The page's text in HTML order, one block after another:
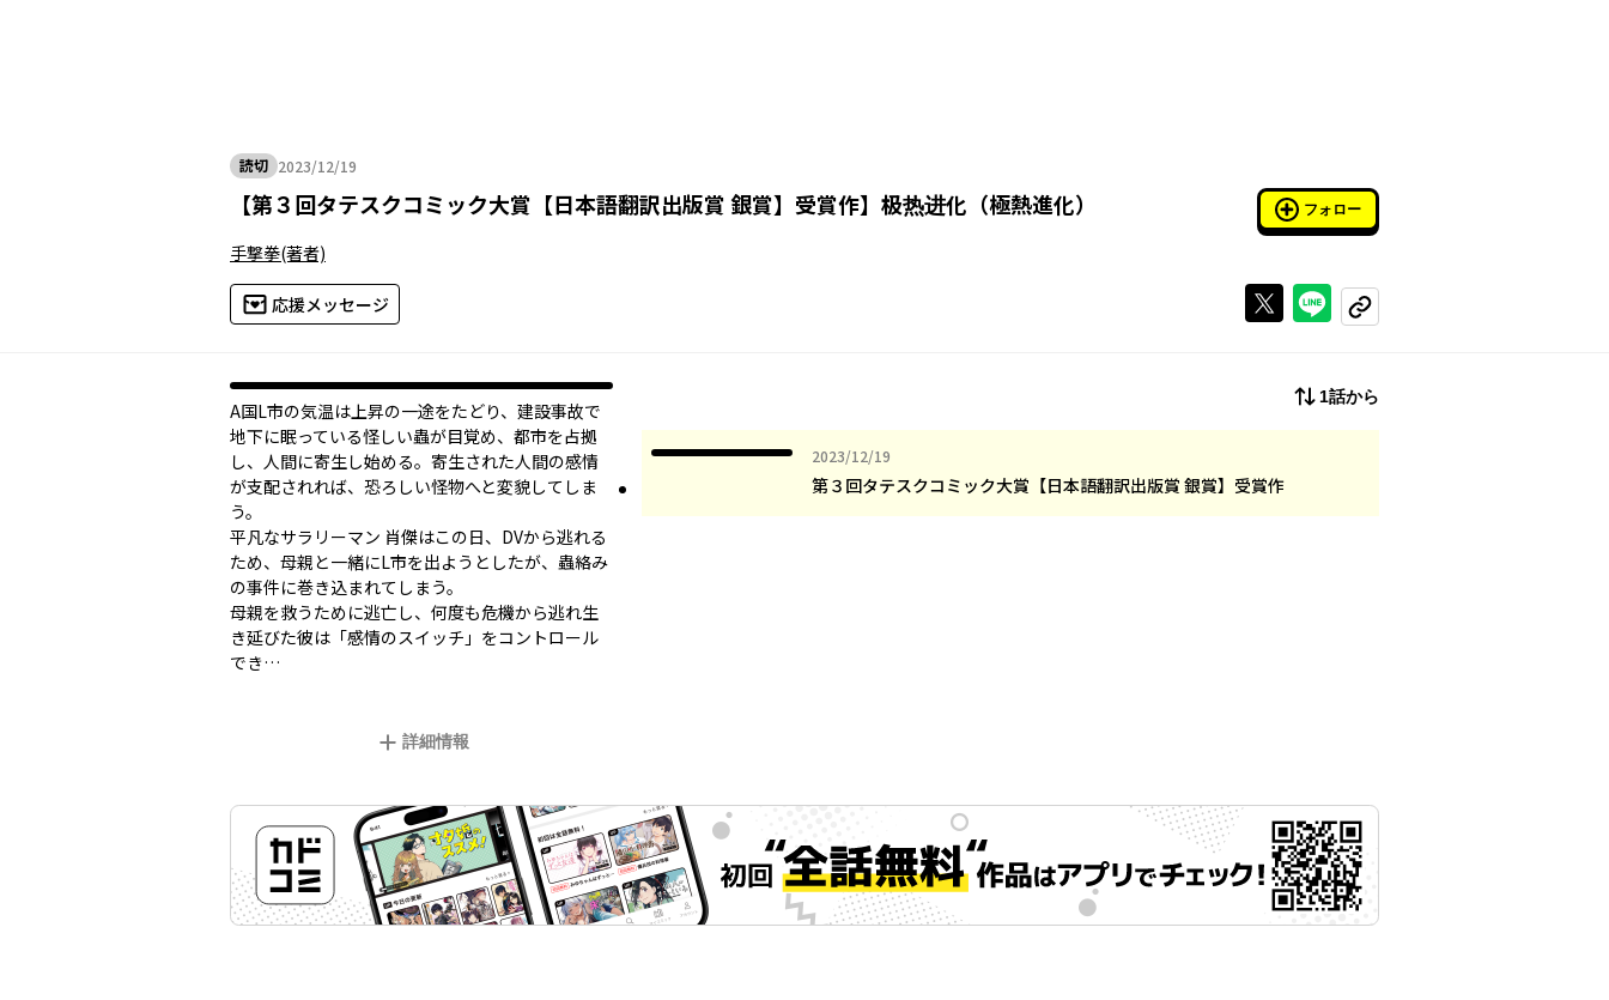
読切 2023/12/19
2023年12月19日
【第３回タテスクコミック大賞【日本語翻訳出版賞 銀賞】受賞作】 极热进化（極熱進化） フォロー
手撃拳(著者)
応援メッセージ Xで投稿するラインでシェアする
コピーする
A国L市の気温は上昇の一途をたどり、建設事故で
地下に眠っている怪しい蟲が目覚め、都市を占拠
し、人間に寄生し始める。寄生された人間の感情
が支配されれば、恐ろしい怪物へと変貌してしま
う。
平凡なサラリーマン 肖傑はこの日、DVから逃れる
ため、母親と一緒にL市を出ようとしたが、蟲絡み
の事件に巻き込まれてしまう。
母親を救うために逃亡し、何度も危機から逃れ生
き延びた彼は「感情のスイッチ」をコントロール
でき…
詳細情報
1話から
2023/12/19
2023年12月19日
第３回タテスクコミック大賞【日本語翻訳出版賞 銀賞】受賞作